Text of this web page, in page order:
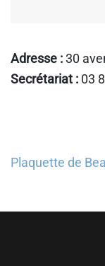
Adresse :30
Secrétariat : 03
Plaquette de